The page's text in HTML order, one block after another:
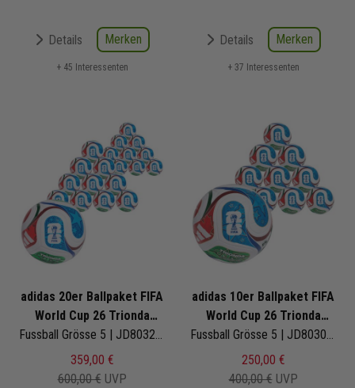
Details Merken
+ 45 Interessenten
Details Merken
+ 37 Interessenten
adidas 20er Ballpaket FIFA
World Cup 26 Trionda
Training
Fussball Grösse 5 | JD8032 | Fußbälle Set 20-teilig
359,00 €
600,00 € UVP
adidas 10er Ballpaket FIFA
World Cup 26 Trionda
League
Fussball Grösse 5 | JD8030 | Fußbälle Set 10-teilig
250,00 €
400,00 € UVP